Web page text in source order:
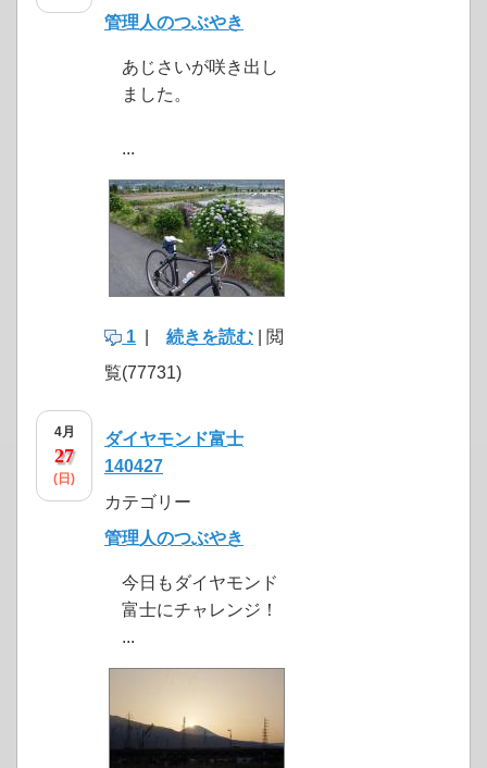
管理人のつぶやき
あじさいが咲き出し
ました。
...
1 続きを読む | 閲
覧(77731)
4月
27
(日)
ダイヤモンド富士
140427
カテゴリー
管理人のつぶやき
今日もダイヤモンド
富士にチャレンジ！
...